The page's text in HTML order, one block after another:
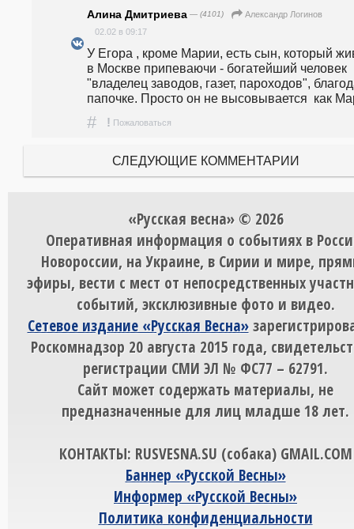
Алина Дмитриева — (4101)
Александр Логинов
02.02 в 09:17
У Егора , кроме Марии, есть сын, который
в Москве припеваючи - богатейший человек
"владелец заводов, газет, пароходов",
папочке. Просто он не высовывается  как
# ! Пожаловаться
СЛЕДУЮЩИЕ КОММЕНТАРИИ
«Русская весна» © 2026
Оперативная информация о событиях в
Новороссии, на Украине, в Сирии и мире,
эфиры, вести с мест от непосредственных
событий, эксклюзивные фото и видео.
Сетевое издание «Русская Весна»
Роскомнадзор 20 августа 2015 года,
регистрации СМИ ЭЛ № ФС77 – 62791.
Сайт может содержать материалы, не
предназначенные для лиц младше 18 лет.
КОНТАКТЫ: RUSVESNA.SU (собака) GMAIL.COM
Баннер «Русской Весны»
Информер «Русской Весны»
Политика конфиденциальности